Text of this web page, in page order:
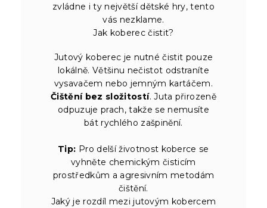
zvládne i ty největší dětské hry, tento
vás nezklame.
Jak koberec čistit?
Jutový koberec je nutné čistit pouze
lokálně. Většinu nečistot odstraníte
vysavačem nebo jemným kartáčem.
Čištění bez složitostí. Juta přirozeně
odpuzuje prach, takže se nemusíte
bát rychlého zašpinění.
Tip: Pro delší životnost koberce se
vyhněte chemickým čisticím
prostředkům a agresivním metodám
čištění.
Jaký je rozdíl mezi jutovým kobercem